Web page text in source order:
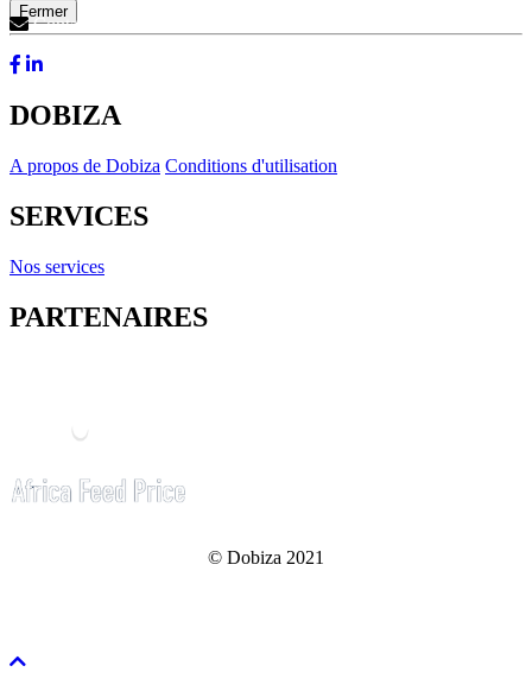
Fermer
Contactez-Nous
DOBIZA
A propos de Dobiza Conditions d'utilisation
SERVICES
Nos services
PARTENAIRES
© Dobiza 2021